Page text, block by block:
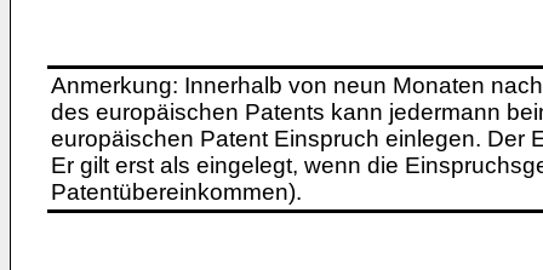
Anmerkung: Innerhalb von neun Monaten
des europäischen Patents kann jedermann
europäischen Patent Einspruch einlegen. Der
Er gilt erst als eingelegt, wenn die
Patentübereinkommen).